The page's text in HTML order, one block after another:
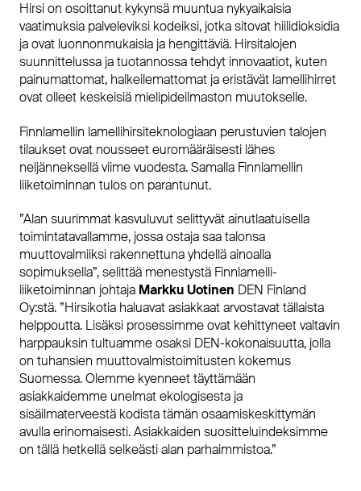
Hirsi on osoittanut kykynsä muuntua nykyaikaisia
vaatimuksia palveleviksi kodeiksi, jotka sitovat hiilidioksidia
ja ovat luonnonmukaisia ja hengittäviä. Hirsitalojen
suunnittelussa ja tuotannossa tehdyt innovaatiot, kuten
painumattomat, halkeilemattomat ja eristävät lamellihirret
ovat olleet keskeisiä mielipideilmaston muutokselle.
Finnlamellin lamellihirsiteknologiaan perustuvien talojen
tilaukset ovat nousseet euromääräisesti lähes
neljänneksellä viime vuodesta. Samalla Finnlamellin
liiketoiminnan tulos on parantunut.
”Alan suurimmat kasvuluvut selittyvät ainutlaatuisella
toimintatavallamme, jossa ostaja saa talonsa
muuttovalmiiksi rakennettuna yhdellä ainoalla
sopimuksella”, selittää menestystä Finnlamelli-
liiketoiminnan johtaja Markku Uotinen DEN Finland
Oy:stä. ”Hirsikotia haluavat asiakkaat arvostavat tällaista
helppoutta. Lisäksi prosessimme ovat kehittyneet valtavin
harppauksin tultuamme osaksi DEN-kokonaisuutta, jolla
on tuhansien muuttovalmistoimitusten kokemus
Suomessa. Olemme kyenneet täyttämään
asiakkaidemme unelmat ekologisesta ja
sisäilmaterveestä kodista tämän osaamiskeskittymän
avulla erinomaisesti. Asiakkaiden suositteluindeksimme
on tällä hetkellä selkeästi alan parhaimmistoa.”